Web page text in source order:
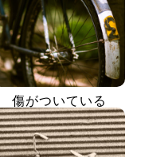
傷がついている